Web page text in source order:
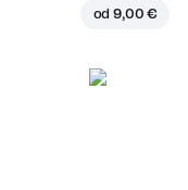
od9,00 €